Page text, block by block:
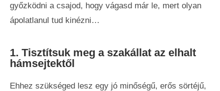
győzködni a csajod, hogy vágasd már le, mert olyan
ápolatlanul tud kinézni…
1. Tisztítsuk meg a szakállat az elhalt
hámsejtektől
Ehhez szükséged lesz egy jó minőségű, erős sörtéjű,